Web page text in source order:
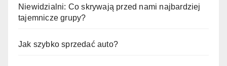
Niewidzialni: Co skrywają przed nami najbardziej
tajemnicze grupy?
Jak szybko sprzedać auto?